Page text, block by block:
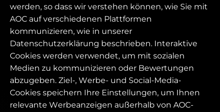
werden, so dass wir verstehen können, wie Sie mit
AOC auf verschiedenen Plattformen
kommunizieren, wie in unserer
Datenschutzerklärung beschrieben. Interaktive
Cookies werden verwendet, um mit sozialen
Medien zu kommunizieren oder Bewertungen
abzugeben. Ziel-, Werbe- und Social-Media-
Cookies speichern Ihre Einstellungen, um Ihnen
relevante Werbeanzeigen außerhalb von AOC-